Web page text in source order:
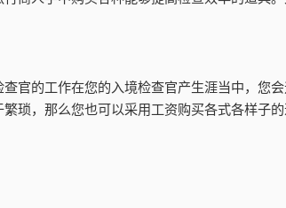
官的工作在您的入境检查官产生涯当中，您
琐，那么您也可以采用工资购买各式各样子